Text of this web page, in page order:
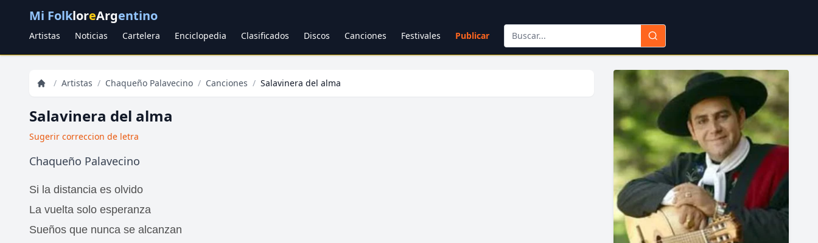
Mi FolkloreArgentino
Artistas Noticias Cartelera Enciclopedia Clasificados Discos Canciones Festivales Publicar
/ Artistas / Chaqueño Palavecino / Canciones / Salavinera del alma
Salavinera del alma
Sugerir correccion de letra
Chaqueño Palavecino
Si la distancia es olvido
La vuelta solo esperanza
Sueños que nunca se alcanzan